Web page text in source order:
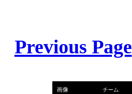
Previous Page
画像 チーム